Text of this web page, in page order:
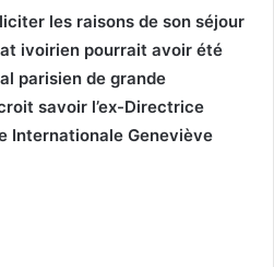
les raisons de son séjour
ivoirien pourrait avoir été
parisien de grande
savoir l’ex-Directrice
Internationale Geneviève